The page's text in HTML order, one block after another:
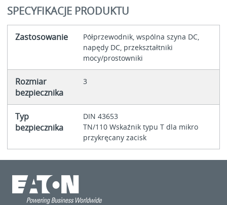
SPECYFIKACJE PRODUKTU
Zastosowanie
Półprzewodnik, wspólna szyna DC,
napędy DC, przekształtniki
mocy/prostowniki
Rozmiar
bezpiecznika
3
Typ
bezpiecznika
DIN 43653
TN/110 Wskaźnik typu T dla mikro
przykręcany zacisk